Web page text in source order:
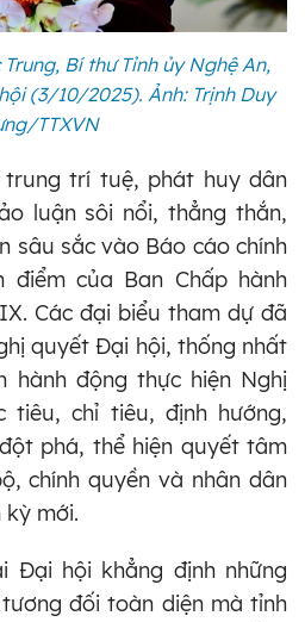
Bí thư Tỉnh ủy Nghệ An,
(3/10/2025). Ảnh: Trịnh Duy
TTXVN
trí tuệ, phát huy dân
luận sôi nổi, thẳng thắn,
sâu sắc vào Báo cáo chính
của Ban Chấp hành
Các đại biểu tham dự đã
quyết Đại hội, thống nhất
hành động thực hiện Nghị
tiêu, chỉ tiêu, định hướng,
phá, thể hiện quyết tâm
chính quyền và nhân dân
kỳ mới.
Đại hội khẳng định những
đối toàn diện mà tỉnh